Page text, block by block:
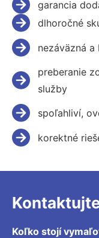
garancia
dlhoročné
nezáväzná
preberanie
služby
spoľahliví,
korektné
Koľko stojí